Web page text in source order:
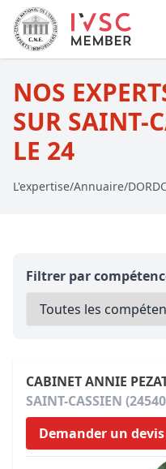
NOS
SUR SAINT-
LE 24
L'expertise/Annuaire/
Filtrer par
CABINET ANNIE
SAINT-CASSIEN
Demander un devis